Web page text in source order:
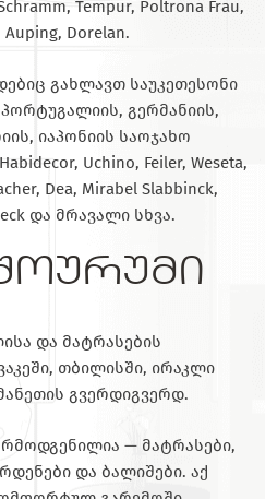
Tempur, Poltrona Frau,
Auping, Dorelan.
გახლავთ საუკეთესონი
გერმანიის,
იაპონიის საოჯახო
Uchino, Feiler, Weseta,
Dea, Mirabel Slabbinck,
და მრავალი სხვა.
და მატრასების
თბილისში, ირაკლი
გვერდიგვერდ.
— მატრასები,
და ბალიშები. აქ